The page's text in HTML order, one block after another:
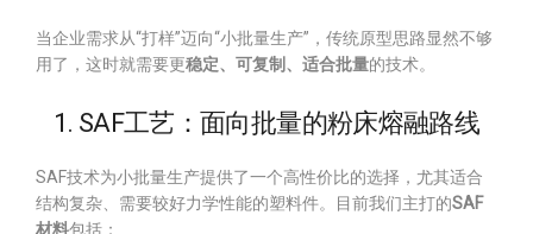
当企业需求从“打样”迈向“小批量生产”，传统原型思路显然不够
用了，这时就需要更稳定、可复制、适合批量的技术。
1. SAF工艺：面向批量的粉床熔融路线
SAF技术为小批量生产提供了一个高性价比的选择，尤其适合
结构复杂、需要较好力学性能的塑料件。目前我们主打的SAF
材料包括：